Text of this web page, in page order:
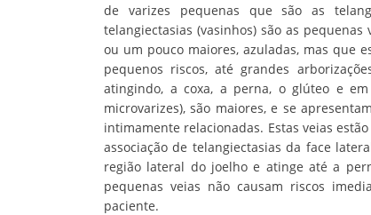
de varizes pequenas que são as
telangiectasias (vasinhos) são as
ou um pouco maiores, azuladas, mas que
pequenos riscos, até grandes
atingindo, a coxa, a perna, o glúteo e
microvarizes), são maiores, e se
intimamente relacionadas. Estas veias
associação de telangiectasias da face
região lateral do joelho e atinge até a
pequenas veias não causam riscos
paciente.